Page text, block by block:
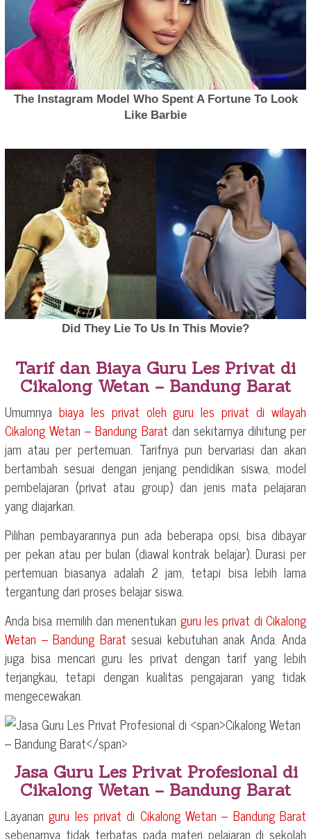
Tarif dan Biaya Guru Les Privat di
Cikalong Wetan – Bandung Barat
Umumnya biaya les privat oleh guru les privat di wilayah
Cikalong Wetan – Bandung Barat dan sekitarnya dihitung per
jam atau per pertemuan. Tarifnya pun bervariasi dan akan
bertambah sesuai dengan jenjang pendidikan siswa, model
pembelajaran (privat atau group) dan jenis mata pelajaran
yang diajarkan.
Pilihan pembayarannya pun ada beberapa opsi, bisa dibayar
per pekan atau per bulan (diawal kontrak belajar). Durasi per
pertemuan biasanya adalah 2 jam, tetapi bisa lebih lama
tergantung dari proses belajar siswa.
Anda bisa memilih dan menentukan guru les privat diCikalong
Wetan – Bandung Barat sesuai kebutuhan anak Anda. Anda
juga bisa mencari guru les privat dengan tarif yang lebih
terjangkau, tetapi dengan kualitas pengajaran yang tidak
mengecewakan.
Jasa Guru Les Privat Profesional di
Cikalong Wetan – Bandung Barat
Layananguru les privat di Cikalong Wetan – Bandung Barat
sebenarnya tidak terbatas pada materi pelajaran di sekolah